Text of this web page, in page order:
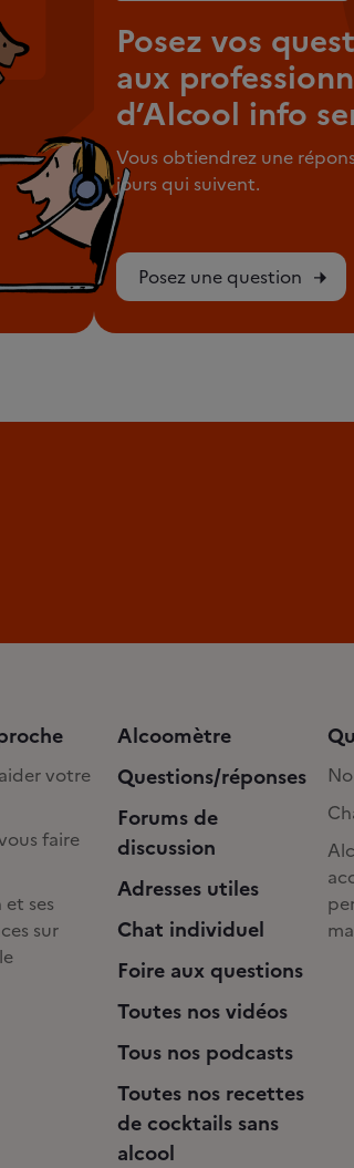
Posez vos
aux
d’Alcool info
Vous obtiendrez une
jours qui suivent.
Posez une question
votre
faire
ses
sur
Alcoomètre
Questions/réponses
Forums de
discussion
Adresses utiles
Chat individuel
Foire aux questions
Toutes nos vidéos
Tous nos podcasts
Toutes nos recettes
de cocktails sans
alcool